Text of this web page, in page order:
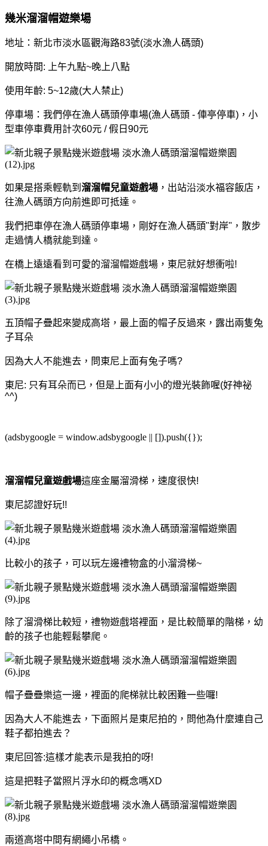
幾米溜溜帽遊樂場
地址：新北市淡水區觀海路83號(淡水漁人碼頭)
開放時間: 上午九點~晚上八點
使用年齡: 5~12歲(大人禁止)
停車場：我們停在漁人碼頭停車場(漁人碼頭 - 俥亭停車)，小
型車停車費用計次60元 / 假日90元
如果是搭乘輕軌到 溜溜帽兒童遊戲場 ，出站沿淡水福容飯店，
往漁人碼頭方向前進即可抵達。
我們把車停在漁人碼頭停車場，剛好在漁人碼頭"對岸"，散步
走過情人橋就能到達。
在橋上遠遠看到可愛的溜溜帽遊戲場，東尼就好想衝啦!
五頂帽子疊起來變成高塔，最上面的帽子反過來，露出兩隻兔
子耳朵
因為大人不能進去，問東尼上面有兔子嗎?
東尼: 只有耳朵而已，但是上面有小小的燈光裝飾喔(好神祕
^^)
(adsbygoogle = window.adsbygoogle || []).push({});
溜溜帽兒童遊戲場這座金屬溜滑梯，速度很快!
東尼認證好玩!!
比較小的孩子，可以玩左邊禮物盒的小溜滑梯~
除了溜滑梯比較短，禮物遊戲塔裡面，是比較簡單的階梯，幼
齡的孩子也能輕鬆攀爬。
帽子疊疊樂這一邊，裡面的爬梯就比較困難一些囉!
因為大人不能進去，下面照片是東尼拍的，問他為什麼連自己
鞋子都拍進去？
東尼回答:這樣才能表示是我拍的呀!
這是把鞋子當照片浮水印的概念嗎XD
兩道高塔中間有網繩小吊橋。